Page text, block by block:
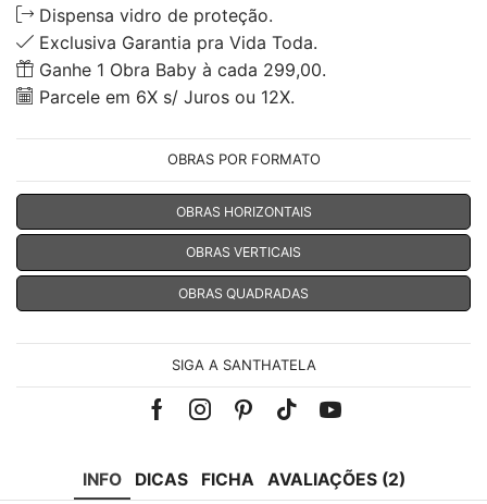
Dispensa vidro de proteção.
Exclusiva Garantia pra Vida Toda.
Ganhe 1 Obra Baby à cada 299,00.
Parcele em 6X s/ Juros ou 12X.
OBRAS POR FORMATO
OBRAS HORIZONTAIS
OBRAS VERTICAIS
OBRAS QUADRADAS
SIGA A SANTHATELA
FacebookInstagramPinterest
Tik-Youtube
INFO DICAS FICHA AVALIAÇÕES (2)